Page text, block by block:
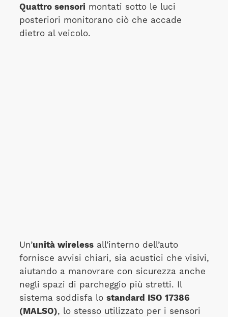
Quattro sensorimontati sotto le luci
posteriori monitorano ciò che accade
dietro al veicolo.
Un’unità wirelessall’interno dell’auto
fornisce avvisi chiari, sia acustici che visivi,
aiutando a manovrare con sicurezza anche
negli spazi di parcheggio più stretti. Il
sistema soddisfa lo standard ISO 17386
(MALSO), lo stesso utilizzato per i sensori